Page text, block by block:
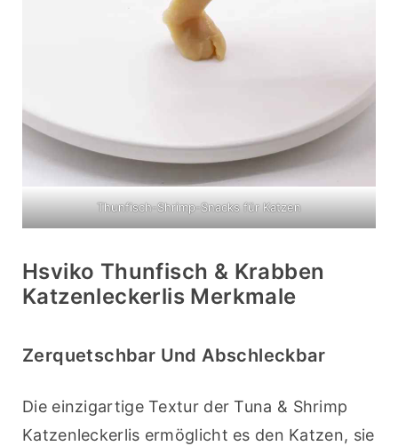
Thunfisch-Shrimp-Snacks für Katzen
Hsviko Thunfisch & Krabben
Katzenleckerlis Merkmale
Zerquetschbar Und Abschleckbar
Die einzigartige Textur der Tuna & Shrimp
Katzenleckerlis ermöglicht es den Katzen, sie